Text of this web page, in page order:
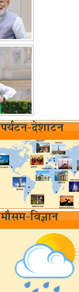
पर्यटन-देशाटन
मौसम-विज्ञान